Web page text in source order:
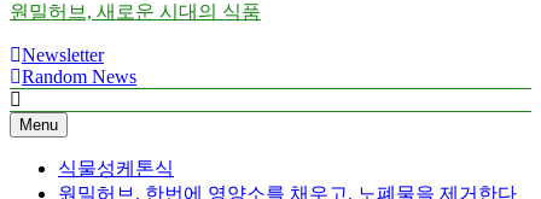
원밀허브, 새로운 시대의 식품
Newsletter
Random News
Menu
식물성케톤식
원밀허브. 한번에 영양소를 채우고, 노폐물을 제거한다